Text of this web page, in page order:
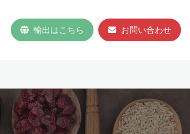
輸出はこちら お問い合わせ